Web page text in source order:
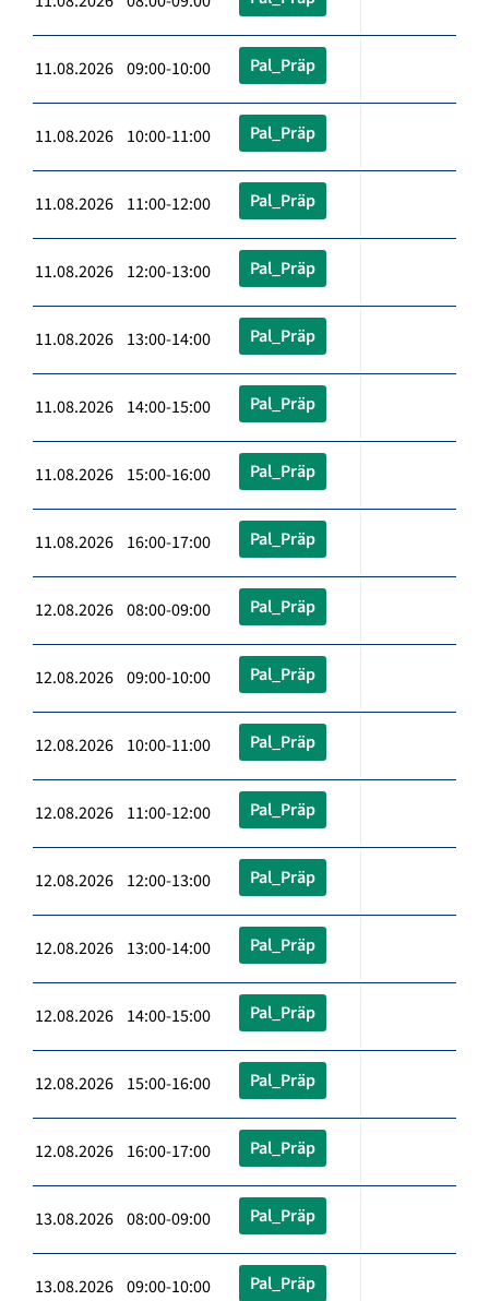
11.08.2026 09:00-10:00 Pal_Präp
11.08.2026 10:00-11:00 Pal_Präp
11.08.2026 11:00-12:00 Pal_Präp
11.08.2026 12:00-13:00 Pal_Präp
11.08.2026 13:00-14:00 Pal_Präp
11.08.2026 14:00-15:00 Pal_Präp
11.08.2026 15:00-16:00 Pal_Präp
11.08.2026 16:00-17:00 Pal_Präp
12.08.2026 08:00-09:00 Pal_Präp
12.08.2026 09:00-10:00 Pal_Präp
12.08.2026 10:00-11:00 Pal_Präp
12.08.2026 11:00-12:00 Pal_Präp
12.08.2026 12:00-13:00 Pal_Präp
12.08.2026 13:00-14:00 Pal_Präp
12.08.2026 14:00-15:00 Pal_Präp
12.08.2026 15:00-16:00 Pal_Präp
12.08.2026 16:00-17:00 Pal_Präp
13.08.2026 08:00-09:00 Pal_Präp
13.08.2026 09:00-10:00 Pal_Präp